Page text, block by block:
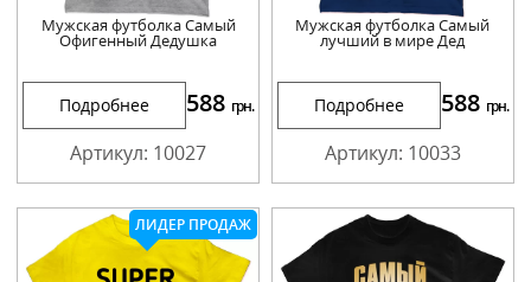
Мужская футболка Самый
Офигенный Дедушка
Подробнее 588 грн.
Артикул: 10027
Мужская футболка Самый
лучший в мире Дед
Подробнее 588 грн.
Артикул: 10033
ЛИДЕР ПРОДАЖ